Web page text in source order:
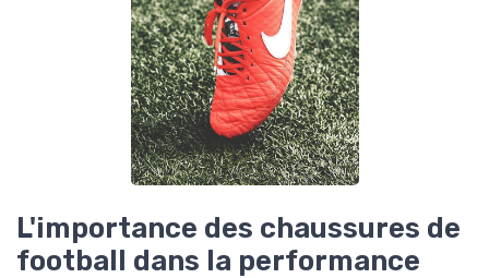
L'importance des chaussures de
football dans la performance